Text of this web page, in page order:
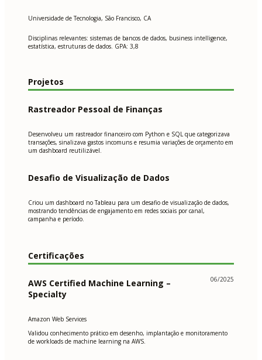
Universidade de Tecnologia, São Francisco, CA
Disciplinas relevantes: sistemas de bancos de dados, business intelligence,
estatística, estruturas de dados. GPA: 3,8
Projetos
Rastreador Pessoal de Finanças
Desenvolveu um rastreador financeiro com Python e SQL que categorizava
transações, sinalizava gastos incomuns e resumia variações de orçamento em
um dashboard reutilizável.
Desafio de Visualização de Dados
Criou um dashboard no Tableau para um desafio de visualização de dados,
mostrando tendências de engajamento em redes sociais por canal,
campanha e período.
Certificações
AWS Certified Machine Learning –
Specialty
06/2025
Amazon Web Services
Validou conhecimento prático em desenho, implantação e monitoramento
de workloads de machine learning na AWS.